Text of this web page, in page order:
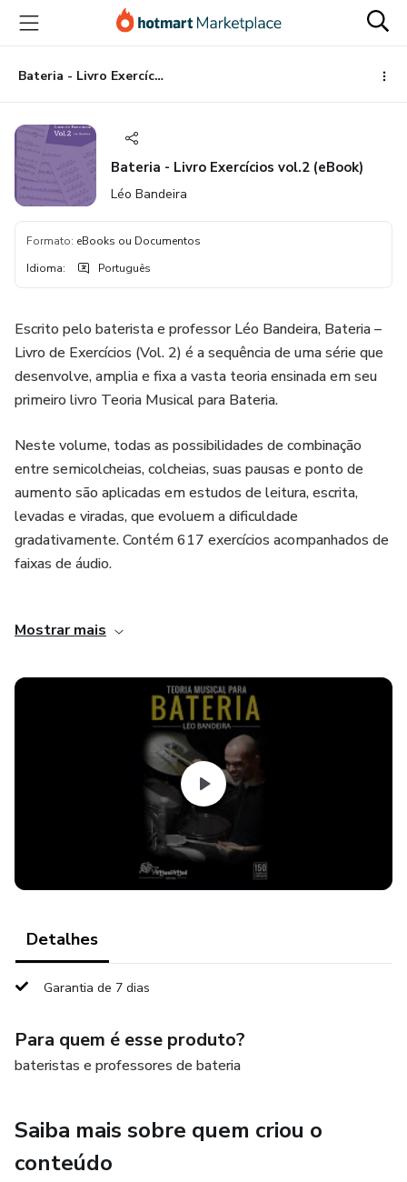
para
conteúdo
principal
para
pagamento
para
rodapé
Bateria - Livro Exercícios vol.2 (eBook)
Bateria - Livro Exercícios vol.2 (eBook)
Léo Bandeira
Formato: eBooks ou Documentos
Idioma: Português
Escrito pelo baterista e professor Léo Bandeira, Bateria –
Livro de Exercícios (Vol. 2) é a sequência de uma série que
desenvolve, amplia e fixa a vasta teoria ensinada em seu
primeiro livro Teoria Musical para Bateria.
Neste volume, todas as possibilidades de combinação
entre semicolcheias, colcheias, suas pausas e ponto de
aumento são aplicadas em estudos de leitura, escrita,
levadas e viradas, que evoluem a dificuldade
gradativamente. Contém 617 exercícios acompanhados de
faixas de áudio.
aplicada. Vocabulário e fluência musical são os resultados
arranjos para bateria e de ditados rítmicos para o
desenvolvimento da percepção e escrita musical.
Mostrar mais
Detalhes
Garantia de 7 dias
Para quem é esse produto?
bateristas e professores de bateria
Saiba mais sobre quem criou o
conteúdo